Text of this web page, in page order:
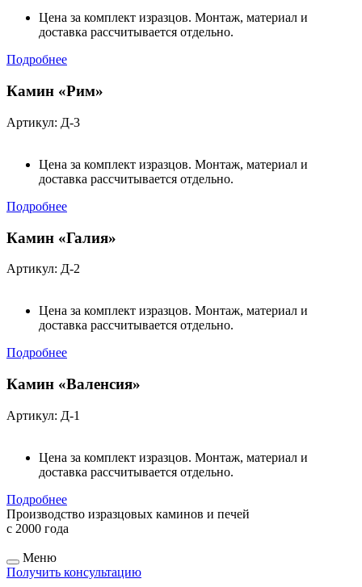
Цена за комплект изразцов. Монтаж, материал и
доставка рассчитывается отдельно.
Подробнее
Камин «Рим»
Артикул: Д-3
Цена за комплект изразцов. Монтаж, материал и
доставка рассчитывается отдельно.
Подробнее
Камин «Галия»
Артикул: Д-2
Цена за комплект изразцов. Монтаж, материал и
доставка рассчитывается отдельно.
Подробнее
Камин «Валенсия»
Артикул: Д-1
Цена за комплект изразцов. Монтаж, материал и
доставка рассчитывается отдельно.
Подробнее
Производство изразцовых каминов и печей
с 2000 года
Меню
Получить консультацию